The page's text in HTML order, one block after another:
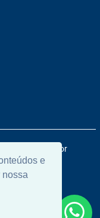
e
nossa
Desenvolvido por